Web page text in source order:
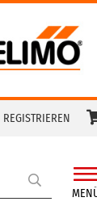
REGISTRIEREN